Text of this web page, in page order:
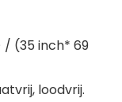
/ (35 inch* 69
loodvrij.